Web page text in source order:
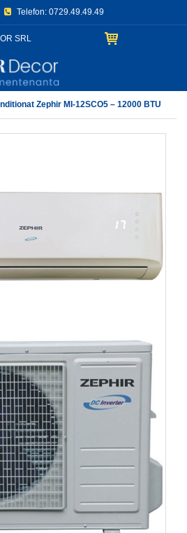
Telefon: 0729.49.49.49
SRL
Zephir MI-12SCO5 – 12000 BTU